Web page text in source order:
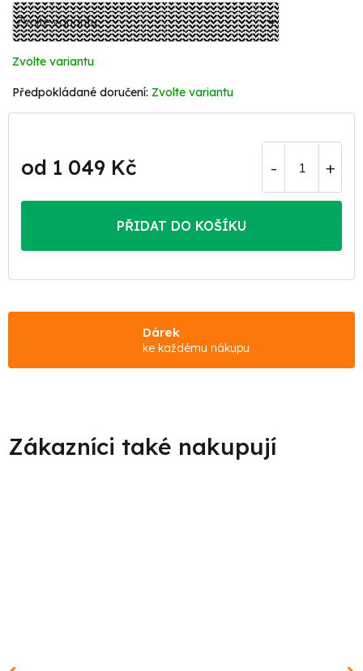
Zvolte variantu
Zvolte variantu
od 1 049 Kč
cena:
PŘIDAT DO KOŠÍKU
Dárek
ke každému nákupu